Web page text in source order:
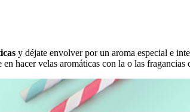
y déjate envolver por un aroma especial e
hacer velas aromáticas con la o las fragancias